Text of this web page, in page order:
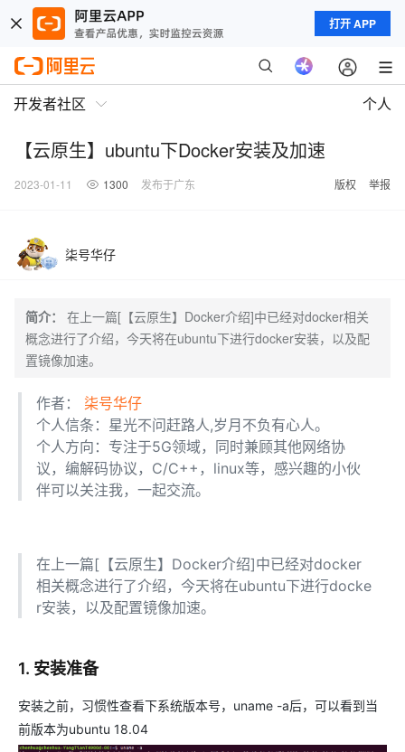
打开 APP
开发者社区 个人
【云原生】ubuntu下Docker安装及加速
2023-01-11 1300 发布于广东 版权 举报
柒号华仔
简介：
在上一篇[【云原生】Docker介绍]中已经对docker相关
概念进行了介绍，今天将在ubuntu下进行docker安装，以及配
置镜像加速。
​作者： 柒号华仔
个人信条：星光不问赶路人,岁月不负有心人。
个人方向：专注于5G领域，同时兼顾其他网络协
议，编解码协议，C/C++，linux等，感兴趣的小伙
伴可以关注我，一起交流。
在上一篇[【云原生】Docker介绍]中已经对docker
相关概念进行了介绍，今天将在ubuntu下进行docke
r安装，以及配置镜像加速。
1. 安装准备
安装之前，习惯性查看下系统版本号，uname -a后，可以看到当
前版本为ubuntu 18.04